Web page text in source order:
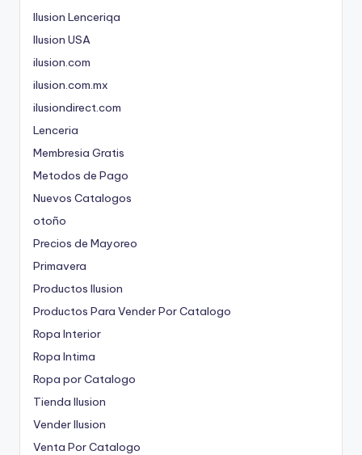
Ilusion Lenceriqa
Ilusion USA
ilusion.com
ilusion.com.mx
ilusiondirect.com
Lenceria
Membresia Gratis
Metodos de Pago
Nuevos Catalogos
otoño
Precios de Mayoreo
Primavera
Productos Ilusion
Productos Para Vender Por Catalogo
Ropa Interior
Ropa Intima
Ropa por Catalogo
Tienda Ilusion
Vender Ilusion
Venta Por Catalogo